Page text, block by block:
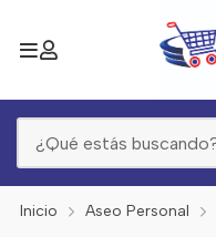
Inicio Aseo Personal